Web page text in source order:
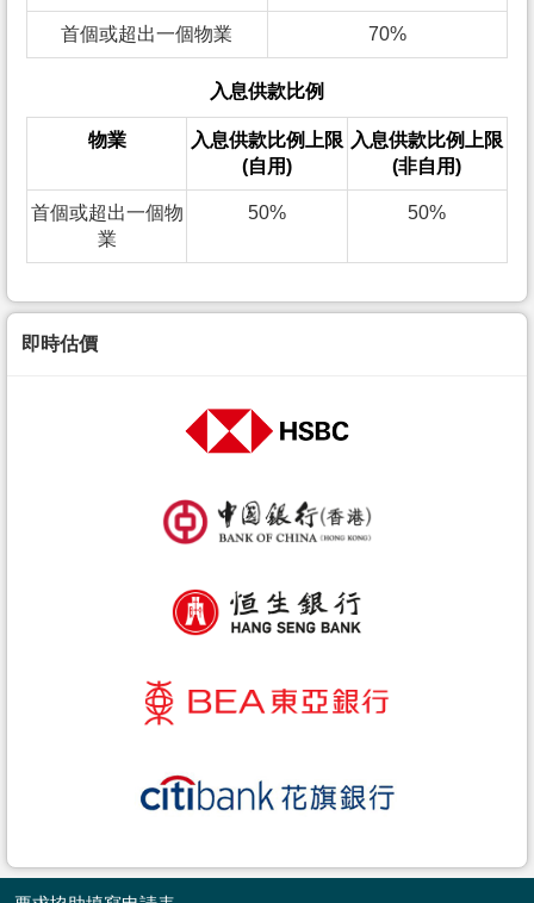
首個或超出一個物業 70%
入息供款比例
物業
入息供款比例上限
(自用)
入息供款比例上限
(非自用)
首個或超出一個物
業
50% 50%
即時估價